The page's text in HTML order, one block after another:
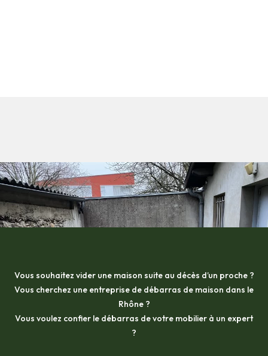
Vous souhaitez vider une maison suite au décès d’un proche ?
Vous cherchez une entreprise de débarras de maison dans le
Rhône ?
Vous voulez confier le débarras de votre mobilier à un expert
?